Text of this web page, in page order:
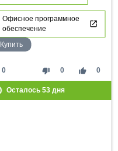
Офисное программное
обеспечение
Купить
thumb_down 0 thumb_up 0
0
Осталось 53дня